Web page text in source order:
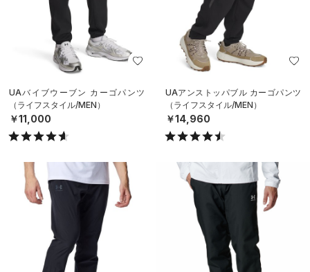
UAバイブウーブン カーゴパンツ
（ライフスタイル/MEN）
￥11,000
UAアンストッパブル カーゴパンツ
（ライフスタイル/MEN）
￥14,960